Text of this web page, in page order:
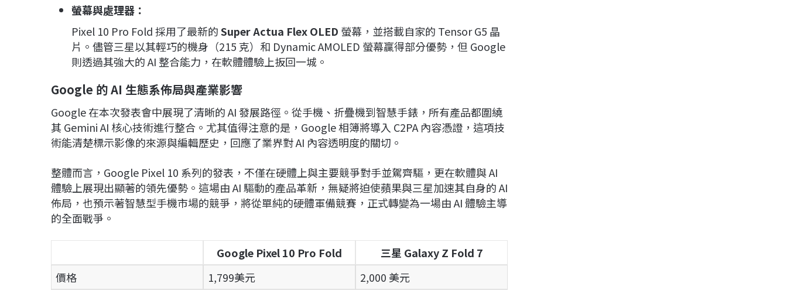
螢幕與處理器：
Pixel 10 Pro Fold 採用了最新的Super Actua Flex OLED 螢幕，並搭載自家的 Tensor G5 晶
片。儘管三星以其輕巧的機身（215 克）和 Dynamic AMOLED 螢幕贏得部分優勢，但 Google
則透過其強大的 AI 整合能力，在軟體體驗上扳回一城。
Google 的 AI 生態系佈局與產業影響
Google 在本次發表會中展現了清晰的 AI 發展路徑。從手機、折疊機到智慧手錶，所有產品都圍繞
其 Gemini AI 核心技術進行整合。尤其值得注意的是，Google 相簿將導入 C2PA 內容憑證，這項技
術能清楚標示影像的來源與編輯歷史，回應了業界對 AI 內容透明度的關切。
整體而言，Google Pixel 10 系列的發表，不僅在硬體上與主要競爭對手並駕齊驅，更在軟體與 AI
體驗上展現出顯著的領先優勢。這場由 AI 驅動的產品革新，無疑將迫使蘋果與三星加速其自身的 AI
佈局，也預示著智慧型手機市場的競爭，將從單純的硬體軍備競賽，正式轉變為一場由 AI 體驗主導
的全面戰爭。
Google Pixel 10 Pro Fold
三星 Galaxy Z Fold 7
價格
1,799美元 2,000 美元